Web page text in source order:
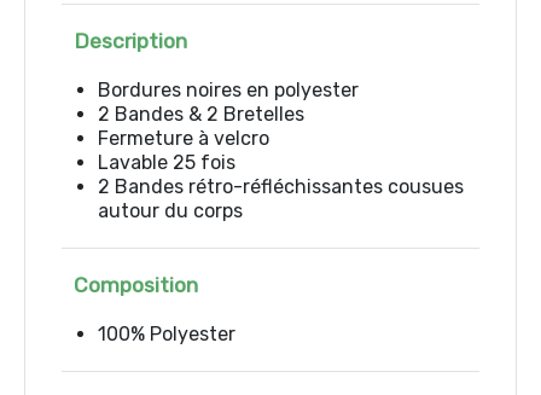
Description
Bordures noires en polyester
2 Bandes & 2 Bretelles
Fermeture à velcro
Lavable 25 fois
2 Bandes rétro-réfléchissantes cousues
autour du corps
Composition
100% Polyester